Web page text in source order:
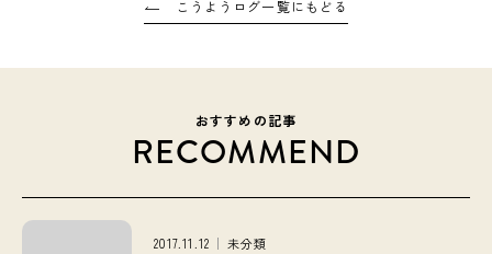
こうようログ一覧にもどる
おすすめの記事
RECOMMEND
2017.11.12 未分類